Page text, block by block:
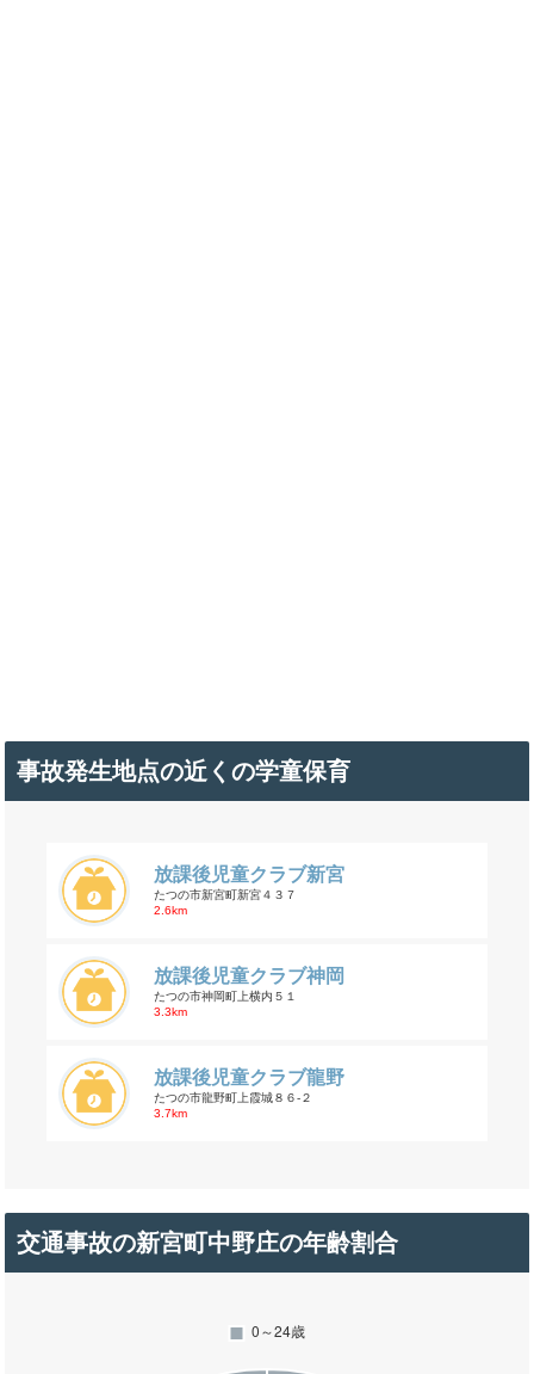
事故発生地点の近くの学童保育
放課後児童クラブ新宮
たつの市新宮町新宮４３７
2.6km
放課後児童クラブ神岡
たつの市神岡町上横内５１
3.3km
放課後児童クラブ龍野
たつの市龍野町上霞城８６-２
3.7km
交通事故の新宮町中野庄の年齢割合